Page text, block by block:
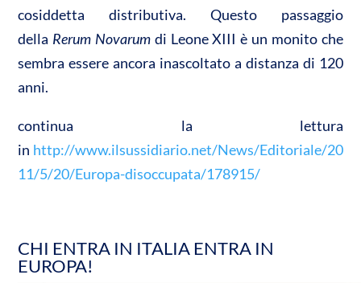
cosiddetta distributiva. Questo passaggio
della Rerum Novarum di Leone XIII è un monito che
sembra essere ancora inascoltato a distanza di 120
anni.
continua la lettura
in http://www.ilsussidiario.net/News/Editoriale/20
11/5/20/Europa-disoccupata/178915/
CHI ENTRA IN ITALIA ENTRA IN
EUROPA!